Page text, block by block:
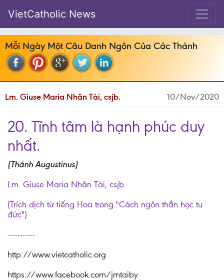
VietCatholic News
Mỗi Ngày Một Câu Danh Ngôn Của Các Thánh
Lm. Giuse Maria Nhân Tài, csjb. 10/Nov/2020
20. Tĩnh tâm là hạnh phúc duy
nhất.
(Thánh Augustinus)
Lm. Giuse Maria Nhân Tài, csjb.
(Trích dịch từ tiếng Hoa trong "Cách ngôn thần học tu
đức")
-----------
http://www.vietcatholic.org
https://www.facebook.com/jmtaiby